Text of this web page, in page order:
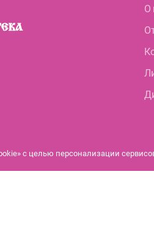
О
с целью персонализации